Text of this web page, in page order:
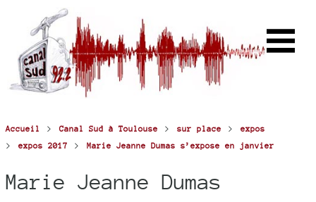
Accueil > Canal Sud à Toulouse > sur place > expos
> expos 2017 > Marie Jeanne Dumas s’expose en janvier
Marie Jeanne Dumas